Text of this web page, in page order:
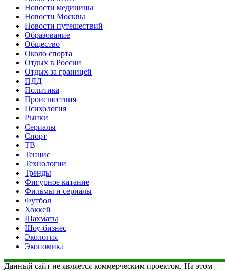
Новости медицины
Новости Москвы
Новости путешествий
Образование
Общество
Около спорта
Отдых в России
Отдых за границей
ПДД
Политика
Происшествия
Психология
Рынки
Сериалы
Спорт
ТВ
Теннис
Технологии
Тренды
Фигурное катание
Фильмы и сериалы
Футбол
Хоккей
Шахматы
Шоу-бизнес
Экология
Экономика
Данный сайт не является коммерческим проектом. На этом